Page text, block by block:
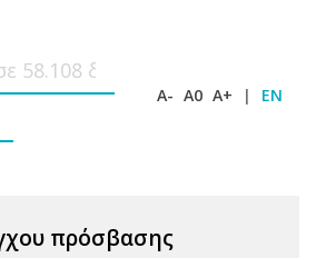
A- A0 A+ | EN
πρόσβασης